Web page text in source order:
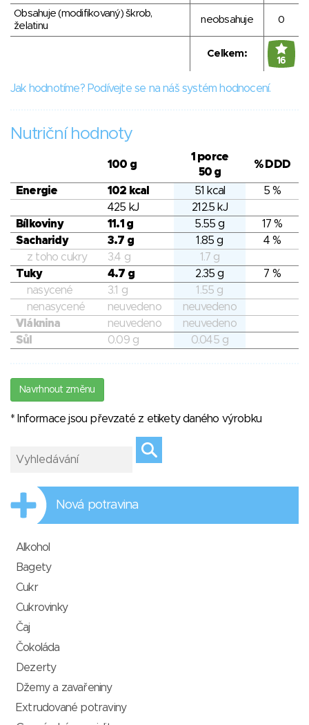
Obsahuje (modifikovaný) škrob,
želatinu
neobsahuje 0
Celkem:
16
Jak hodnotíme? Podívejte se na náš systém hodnocení.
Nutriční hodnoty
100 g
1 porce
50 g
% DDD
Energie 102 kcal 51 kcal
5 %
425 kJ
212.5 kJ
Bílkoviny
11.1 g 5.55 g
17 %
Sacharidy
3.7 g 1.85 g
4 %
z toho cukry
3.4 g
1.7 g
Tuky
4.7 g 2.35 g
7 %
nasycené
3.1 g
1.55 g
nenasycené
neuvedeno
neuvedeno
Vláknina
neuvedeno
neuvedeno
Sůl
0.09 g 0.045 g
Navrhnout změnu
* Informace jsou převzaté z etikety daného výrobku
Nová potravina
Alkohol
Bagety
Cukr
Cukrovinky
Čaj
Čokoláda
Dezerty
Džemy a zavařeniny
Extrudované potraviny